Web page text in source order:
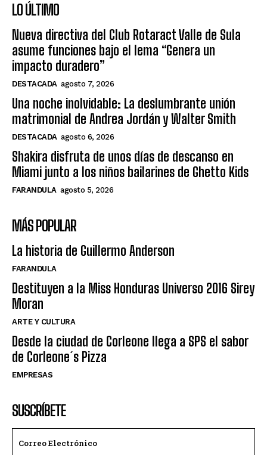
LO ÚLTIMO
Nueva directiva del Club Rotaract Valle de Sula
asume funciones bajo el lema “Genera un
impacto duradero”
DESTACADA agosto 7, 2026
Una noche inolvidable: La deslumbrante unión
matrimonial de Andrea Jordán y Walter Smith
DESTACADA agosto 6, 2026
Shakira disfruta de unos días de descanso en
Miami junto a los niños bailarines de Ghetto Kids
FARANDULA agosto 5, 2026
MÁS POPULAR
La historia de Guillermo Anderson
FARANDULA
Destituyen a la Miss Honduras Universo 2016 Sirey
Moran
ARTE Y CULTURA
Desde la ciudad de Corleone llega a SPS el sabor
de Corleone´s Pizza
EMPRESAS
SUSCRÍBETE